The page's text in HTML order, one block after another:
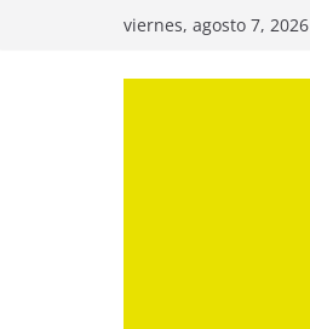
viernes, agosto 7, 2026